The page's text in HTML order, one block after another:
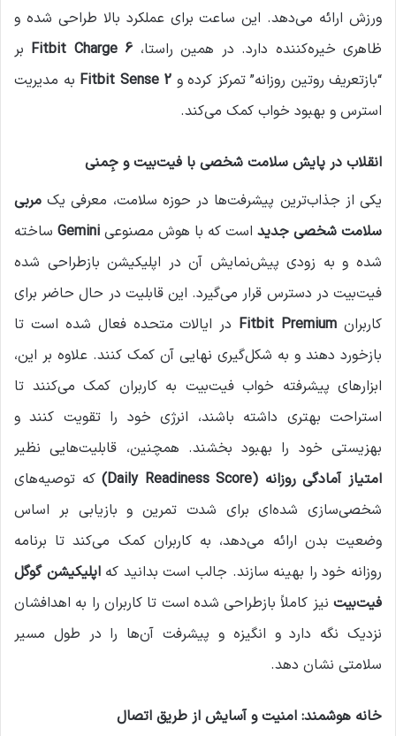
ورزش ارائه می‌دهد. این ساعت برای عملکرد بالا طراحی شده و
ظاهری خیره‌کننده دارد. در همین راستا، Fitbit Charge 6 بر
“بازتعریف روتین روزانه” تمرکز کرده و Fitbit Sense 2 به مدیریت
استرس و بهبود خواب کمک می‌کند.
انقلاب در پایش سلامت شخصی با فیت‌بیت و جِمنی
یکی از جذاب‌ترین پیشرفت‌ها در حوزه سلامت، معرفی یک مربی
سلامت شخصی جدید است که با هوش مصنوعی Gemini ساخته
شده و به زودی پیش‌نمایش آن در اپلیکیشن بازطراحی شده
فیت‌بیت در دسترس قرار می‌گیرد. این قابلیت در حال حاضر برای
کاربران Fitbit Premium در ایالات متحده فعال شده است تا
بازخورد دهند و به شکل‌گیری نهایی آن کمک کنند. علاوه بر این،
ابزارهای پیشرفته خواب فیت‌بیت به کاربران کمک می‌کنند تا
استراحت بهتری داشته باشند، انرژی خود را تقویت کنند و
بهزیستی خود را بهبود بخشند. همچنین، قابلیت‌هایی نظیر
امتیاز آمادگی روزانه (Daily Readiness Score)
که توصیه‌های
شخصی‌سازی شده‌ای برای شدت تمرین و بازیابی بر اساس
وضعیت بدن ارائه می‌دهد، به کاربران کمک می‌کند تا برنامه
روزانه خود را بهینه سازند. جالب است بدانید کهاپلیکیشن گوگل
فیت‌بیت نیز کاملاً بازطراحی شده است تا کاربران را به اهدافشان
نزدیک نگه دارد و انگیزه و پیشرفت آن‌ها را در طول مسیر
سلامتی نشان دهد.
خانه هوشمند: امنیت و آسایش از طریق اتصال